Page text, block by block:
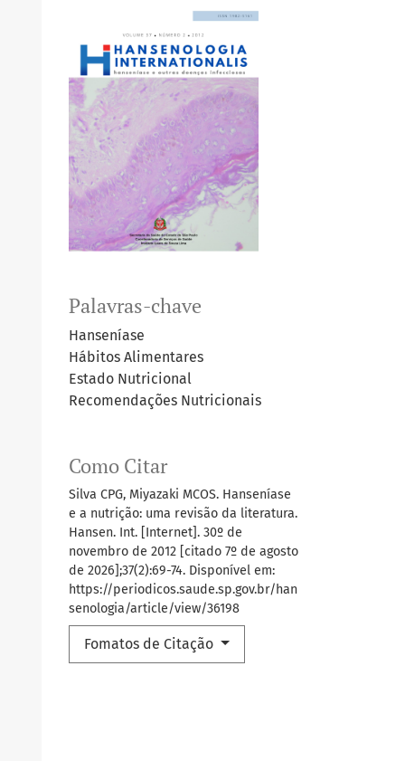
Palavras-chave
Hanseníase
Hábitos Alimentares
Estado Nutricional
Recomendações Nutricionais
Como Citar
Silva CPG, Miyazaki MCOS. Hanseníase
e a nutrição: uma revisão da literatura.
Hansen. Int. [Internet]. 30º de
novembro de 2012 [citado 7º de agosto
de 2026];37(2):69-74. Disponível em:
https://periodicos.saude.sp.gov.br/han
senologia/article/view/36198
Fomatos de Citação